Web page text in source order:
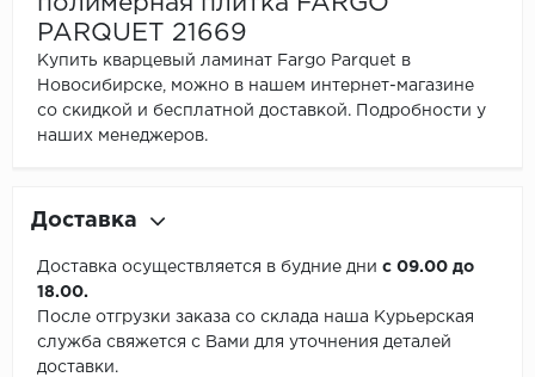
PARQUET 21669
Купить кварцевый ламинат Fargo Parquet в
Новосибирске, можно в нашем интернет-магазине
со скидкой и бесплатной доставкой. Подробности у
наших менеджеров.
Доставка
Доставка осуществляется в будние дни с 09.00 до
18.00.
После отгрузки заказа со склада наша Курьерская
служба свяжется с Вами для уточнения деталей
доставки.